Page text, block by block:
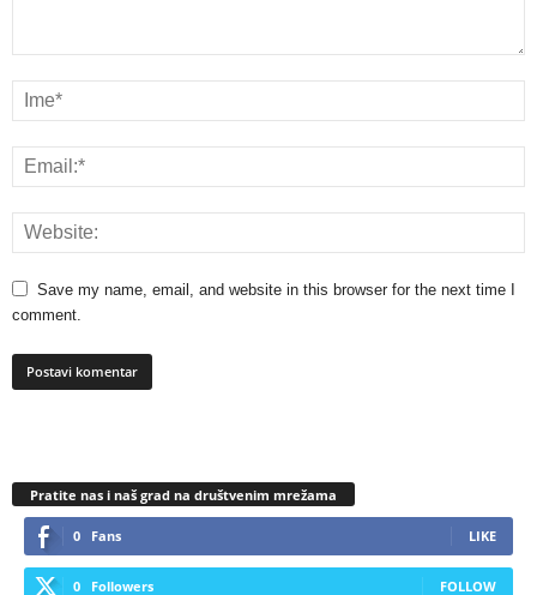
Save my name, email, and website in this browser for the next time I
comment.
Pratite nas i naš grad na društvenim mrežama
0 Fans LIKE
0 Followers FOLLOW